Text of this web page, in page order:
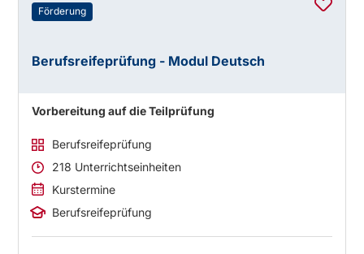
Förderung
Berufsreifeprüfung - Modul Deutsch
Vorbereitung auf die Teilprüfung
Berufsreifeprüfung
218 Unterrichtseinheiten
Kurstermine
Berufsreifeprüfung